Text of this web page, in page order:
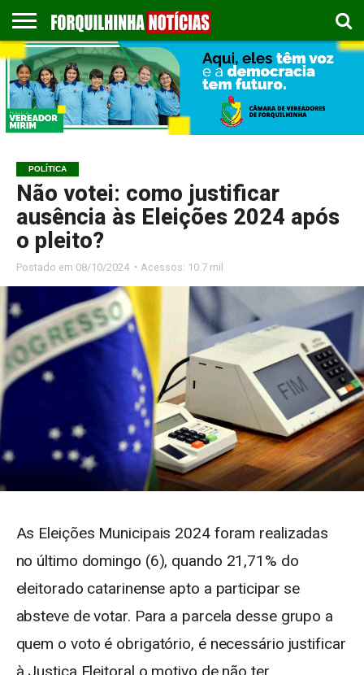
COLUNISTAS
EMPREGOS
ESPORTES
PUBLICAÇÃO
LEGAL
GASTRONOMIA
CONTATO
POLÍTICA
Não votei: como justificar
ausência às Eleições 2024 após
o pleito?
Postado em 08/10/2024 ◔ Acessos: 10.7 mil
As Eleições Municipais 2024 foram realizadas
no último domingo (6), quando 21,71% do
eleitorado catarinense apto a participar se
absteve de votar. Para a parcela desse grupo a
quem o voto é obrigatório, é necessário justificar
à Justiça Eleitoral o motivo de não ter